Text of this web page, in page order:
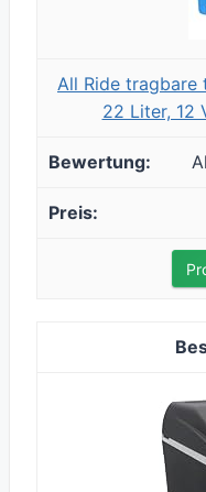
All Ride tragbare
22 Liter, 12